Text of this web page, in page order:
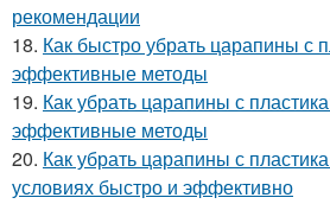
рекомендации
18. Как быстро убрать царапины с
эффективные методы
19. Как убрать царапины с
эффективные методы
20. Как убрать царапины с
условиях быстро и эффективно